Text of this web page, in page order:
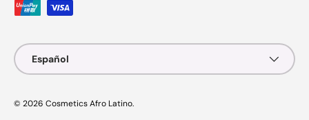
Idioma
Español
© 2026 Cosmetics Afro Latino.